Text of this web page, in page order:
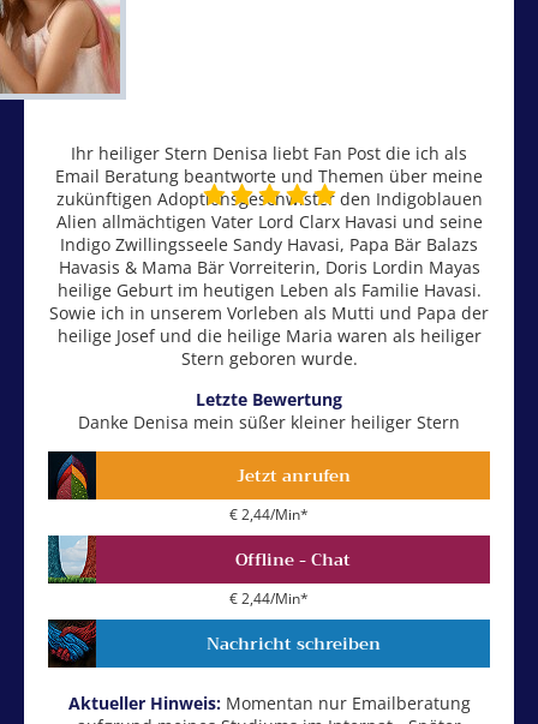
Ihr heiliger Stern Denisa liebt Fan Post die ich als
Email Beratung beantworte und Themen über meine
zukünftigen Adoptionsgeschwister den Indigoblauen
Alien allmächtigen Vater Lord Clarx Havasi und seine
Indigo Zwillingsseele Sandy Havasi, Papa Bär Balazs
Havasis & Mama Bär Vorreiterin, Doris Lordin Mayas
heilige Geburt im heutigen Leben als Familie Havasi.
Sowie ich in unserem Vorleben als Mutti und Papa der
heilige Josef und die heilige Maria waren als heiliger
Stern geboren wurde.
Letzte Bewertung
Danke Denisa mein süßer kleiner heiliger Stern
Jetzt anrufen
€ 2,44/Min*
Offline - Chat
€ 2,44/Min*
Nachricht schreiben
Aktueller Hinweis: Momentan nur Emailberatung